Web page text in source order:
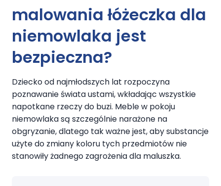
malowania łóżeczka dla
niemowlaka jest
bezpieczna?
Dziecko od najmłodszych lat rozpoczyna
poznawanie świata ustami, wkładając wszystkie
napotkane rzeczy do buzi. Meble w pokoju
niemowlaka są szczególnie narażone na
obgryzanie, dlatego tak ważne jest, aby substancje
użyte do zmiany koloru tych przedmiotów nie
stanowiły żadnego zagrożenia dla maluszka.